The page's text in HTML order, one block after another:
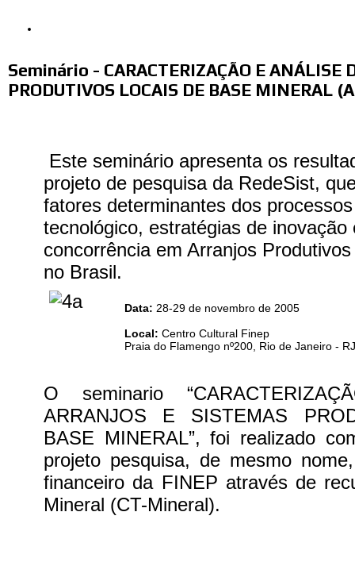
Seminário - CARACTERIZAÇÃO E ANÁLISE
PRODUTIVOS LOCAIS DE BASE MINERAL
Este seminário apresenta os
projeto de pesquisa da RedeSist,
fatores determinantes dos
tecnológico, estratégias de inovação
concorrência em Arranjos
no Brasil.
Data: 28-29 de novembro de 2005
Local: Centro Cultural Finep
Praia do Flamengo nº200, Rio de Janeiro -
O seminario
ARRANJOS E SISTEMAS
BASE MINERAL”, foi realizado
projeto pesquisa, de mesmo
financeiro da FINEP através de
Mineral (CT-Mineral).